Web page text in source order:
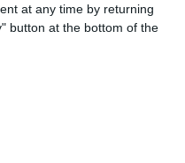
at any time by returning
button at the bottom of the